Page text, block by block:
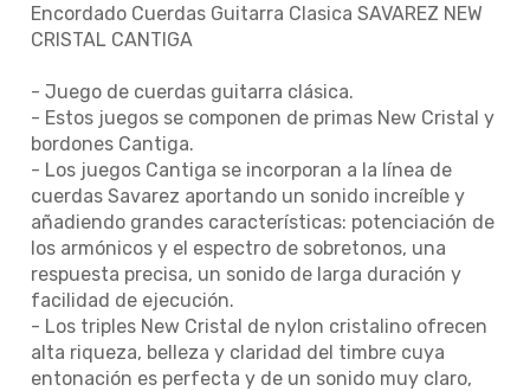
Encordado Cuerdas Guitarra Clasica SAVAREZ NEW
CRISTAL CANTIGA
- Juego de cuerdas guitarra clásica.
- Estos juegos se componen de primas New Cristal y
bordones Cantiga.
- Los juegos Cantiga se incorporan a la línea de
cuerdas Savarez aportando un sonido increíble y
añadiendo grandes características: potenciación de
los armónicos y el espectro de sobretonos, una
respuesta precisa, un sonido de larga duración y
facilidad de ejecución.
- Los triples New Cristal de nylon cristalino ofrecen
alta riqueza, belleza y claridad del timbre cuya
entonación es perfecta y de un sonido muy claro,